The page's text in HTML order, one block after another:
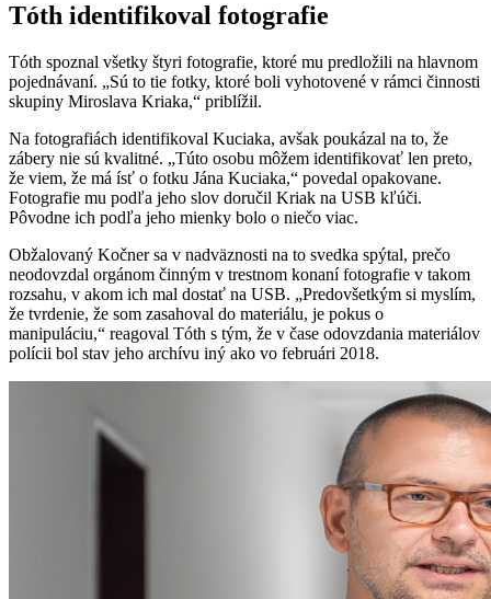
Tóth identifikoval fotografie
Tóth spoznal všetky štyri fotografie, ktoré mu predložili na hlavnom
pojednávaní. „Sú to tie fotky, ktoré boli vyhotovené v rámci činnosti
skupiny Miroslava Kriaka,“ priblížil.
Na fotografiách identifikoval Kuciaka, avšak poukázal na to, že
zábery nie sú kvalitné. „Túto osobu môžem identifikovať len preto,
že viem, že má ísť o fotku Jána Kuciaka,“ povedal opakovane.
Fotografie mu podľa jeho slov doručil Kriak na USB kľúči.
Pôvodne ich podľa jeho mienky bolo o niečo viac.
Obžalovaný Kočner sa v nadväznosti na to svedka spýtal, prečo
neodovzdal orgánom činným v trestnom konaní fotografie v takom
rozsahu, v akom ich mal dostať na USB. „Predovšetkým si myslím,
že tvrdenie, že som zasahoval do materiálu, je pokus o
manipuláciu,“ reagoval Tóth s tým, že v čase odovzdania materiálov
polícii bol stav jeho archívu iný ako vo februári 2018.